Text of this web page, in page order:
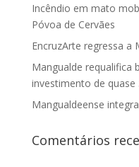
Incêndio em mato
Póvoa de Cervães
EncruzArte regressa a
Mangualde requalifica
investimento de
Mangualdeense
Comentários